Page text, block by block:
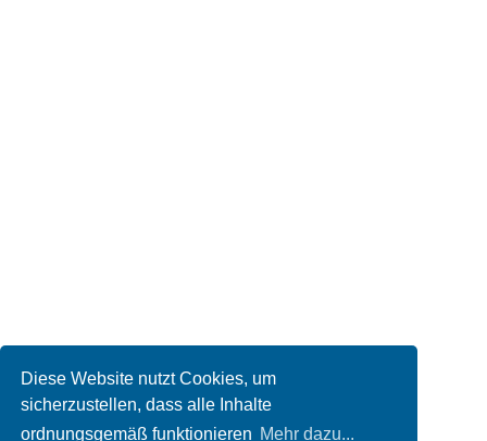
Diese Website nutzt Cookies, um
sicherzustellen, dass alle Inhalte
ordnungsgemäß funktionieren Mehr dazu...